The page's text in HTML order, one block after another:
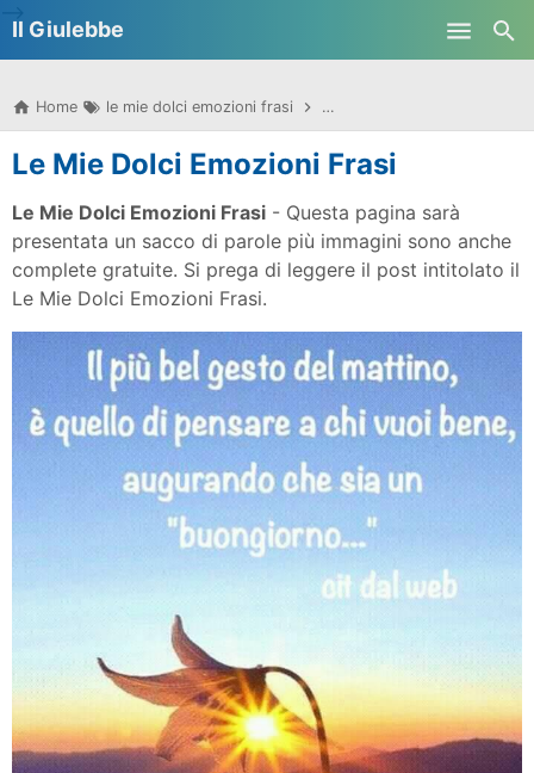
Il Giulebbe
Home le mie dolci emozioni frasi le mie dolci emozioni frasi
Le Mie Dolci Emozioni Frasi
Le Mie Dolci Emozioni Frasi - Questa pagina sarà
presentata un sacco di parole più immagini sono anche
complete gratuite. Si prega di leggere il post intitolato il
Le Mie Dolci Emozioni Frasi.